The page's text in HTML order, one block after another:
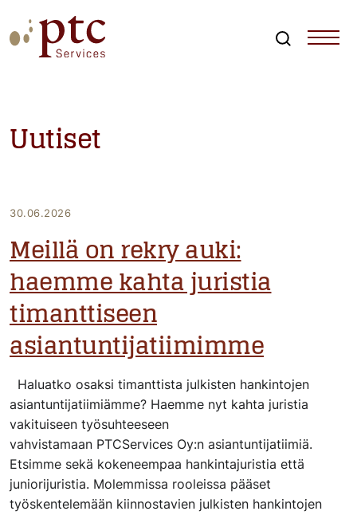
to
content
Uutiset
30.06.2026
Meillä on rekry auki:
haemme kahta juristia
timanttiseen
asiantuntijatiimimme
Haluatko osaksi timanttista julkisten hankintojen
asiantuntijatiimiämme? Haemme nyt kahta juristia
vakituiseen työsuhteeseen
vahvistamaan PTCServices Oy:n asiantuntijatiimiä.
Etsimme sekä kokeneempaa hankintajuristia että
juniorijuristia. Molemmissa rooleissa pääset
työskentelemään kiinnostavien julkisten hankintojen